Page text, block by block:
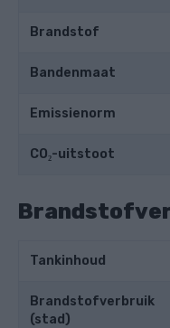
Brandstof
Bandenmaat
Emissienorm
CO₂-uitstoot
Tankinhoud
Brandstofverbruik
(stad)